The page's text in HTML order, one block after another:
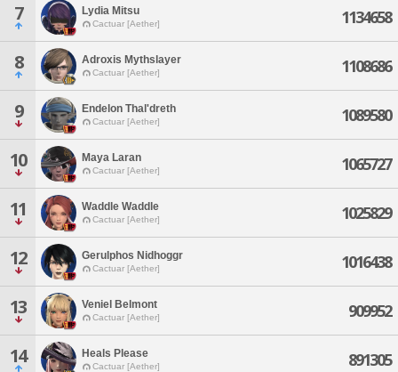
7 Lydia Mitsu
Cactuar [Aether] 1134658
8 Adroxis Mythslayer
Cactuar [Aether] 1108686
9 Endelon Thal'dreth
Cactuar [Aether] 1089580
10 Maya Laran
Cactuar [Aether] 1065727
11 Waddle Waddle
Cactuar [Aether] 1025829
12 Gerulphos Nidhoggr
Cactuar [Aether] 1016438
13 Veniel Belmont
Cactuar [Aether] 909952
14 Heals Please
Cactuar [Aether] 891305